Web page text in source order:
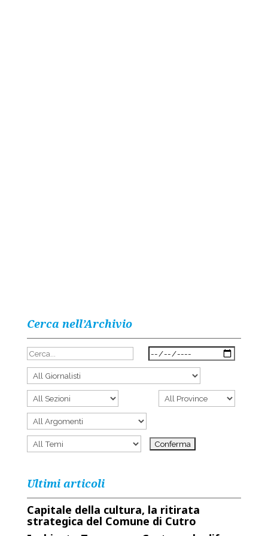
Cerca nell’Archivio
Ultimi articoli
Capitale della cultura, la ritirata
strategica del Comune di Cutro